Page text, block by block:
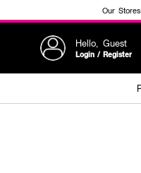
Our Stores
Hello, Guest
Login / Register